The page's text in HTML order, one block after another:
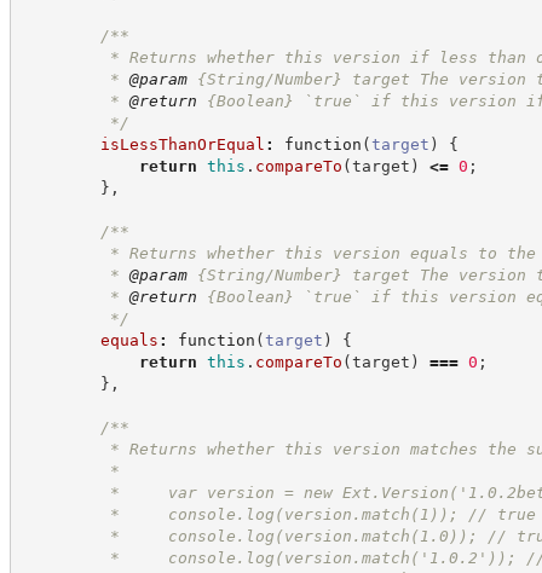
/**
* Returns whether this version if less than or
* @param {String/Number} target The version
* @return {Boolean}
`true` if this version if
*/
isLessThanOrEqual : function (target )
{
return this . compareTo (target ) <= 0 ;
} ,
/**
* Returns whether this version equals to the
* @param {String/Number} target The version
* @return {Boolean}
`true` if this version
*/
equals : function (target )
{
return this . compareTo (target ) === 0 ;
} ,
/**
* Returns whether this version matches the
*
*     var version = new
*     console.log(version.match(1)); // true
*     console.log(version.match(1.0)); //
*     console.log(version.match('1.0.2')); //